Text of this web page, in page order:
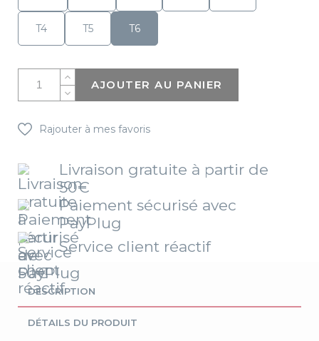
T4 T5 T6
AJOUTER AU PANIER
Rajouter à mes favoris
Livraison gratuite à partir de
50€
Paiement sécurisé avec
PayPlug
Service client réactif
DESCRIPTION
DÉTAILS DU PRODUIT